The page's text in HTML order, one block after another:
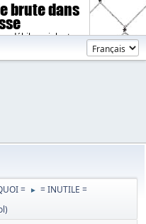
brute dans
débiles, violents.
= ► = INUTILE =